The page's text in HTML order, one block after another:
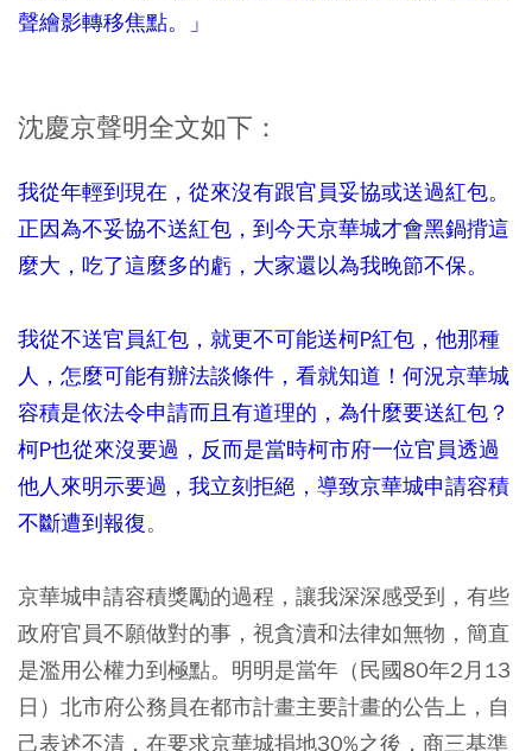
聲繪影轉移焦點。」
沈慶京聲明全文如下：
我從年輕到現在，從來沒有跟官員妥協或送過紅包。
正因為不妥協不送紅包，到今天京華城才會黑鍋揹這
麼大，吃了這麼多的虧，大家還以為我晚節不保。
我從不送官員紅包，就更不可能送柯P紅包，他那種
人，怎麼可能有辦法談條件，看就知道！何況京華城
容積是依法令申請而且有道理的，為什麼要送紅包？
柯P也從來沒要過，反而是當時柯市府一位官員透過
他人來明示要過，我立刻拒絕，導致京華城申請容積
不斷遭到報復。
京華城申請容積獎勵的過程，讓我深深感受到，有些
政府官員不願做對的事，視貪瀆和法律如無物，簡直
是濫用公權力到極點。明明是當年（民國80年2月13
日）北市府公務員在都市計畫主要計畫的公告上，自
己表述不清，在要求京華城捐地30%之後，商三基準